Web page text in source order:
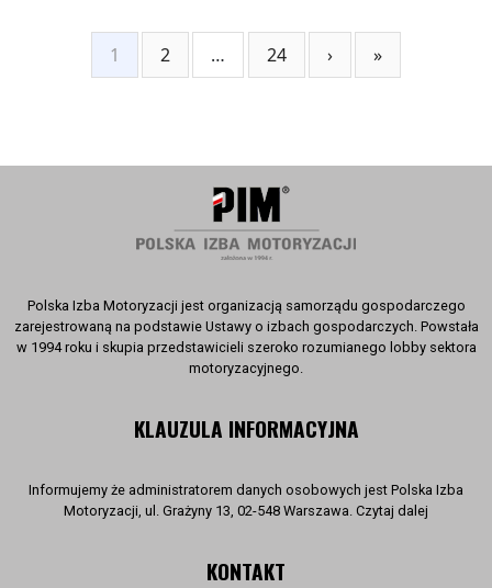
1 2 … 24 › »
Polska Izba Motoryzacji jest organizacją samorządu gospodarczego
zarejestrowaną na podstawie Ustawy o izbach gospodarczych. Powstała
w 1994 roku i skupia przedstawicieli szeroko rozumianego lobby sektora
motoryzacyjnego.
KLAUZULA INFORMACYJNA
Informujemy że administratorem danych osobowych jest Polska Izba
Motoryzacji, ul. Grażyny 13, 02-548 Warszawa. Czytaj dalej
KONTAKT